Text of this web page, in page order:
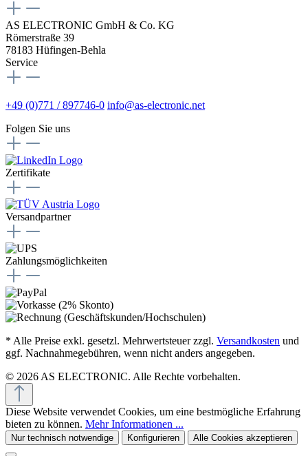
AS ELECTRONIC GmbH & Co. KG
Römerstraße 39
78183 Hüfingen-Behla
Service
+49 (0)771 / 897746-0 info@as-electronic.net
Folgen Sie uns
Zertifikate
Versandpartner
Zahlungsmöglichkeiten
* Alle Preise exkl. gesetzl. Mehrwertsteuer zzgl. Versandkosten und
ggf. Nachnahmegebühren, wenn nicht anders angegeben.
© 2026 AS ELECTRONIC. Alle Rechte vorbehalten.
Diese Website verwendet Cookies, um eine bestmögliche Erfahrung
bieten zu können. Mehr Informationen ...
Nur technisch notwendige Konfigurieren Alle Cookies akzeptieren